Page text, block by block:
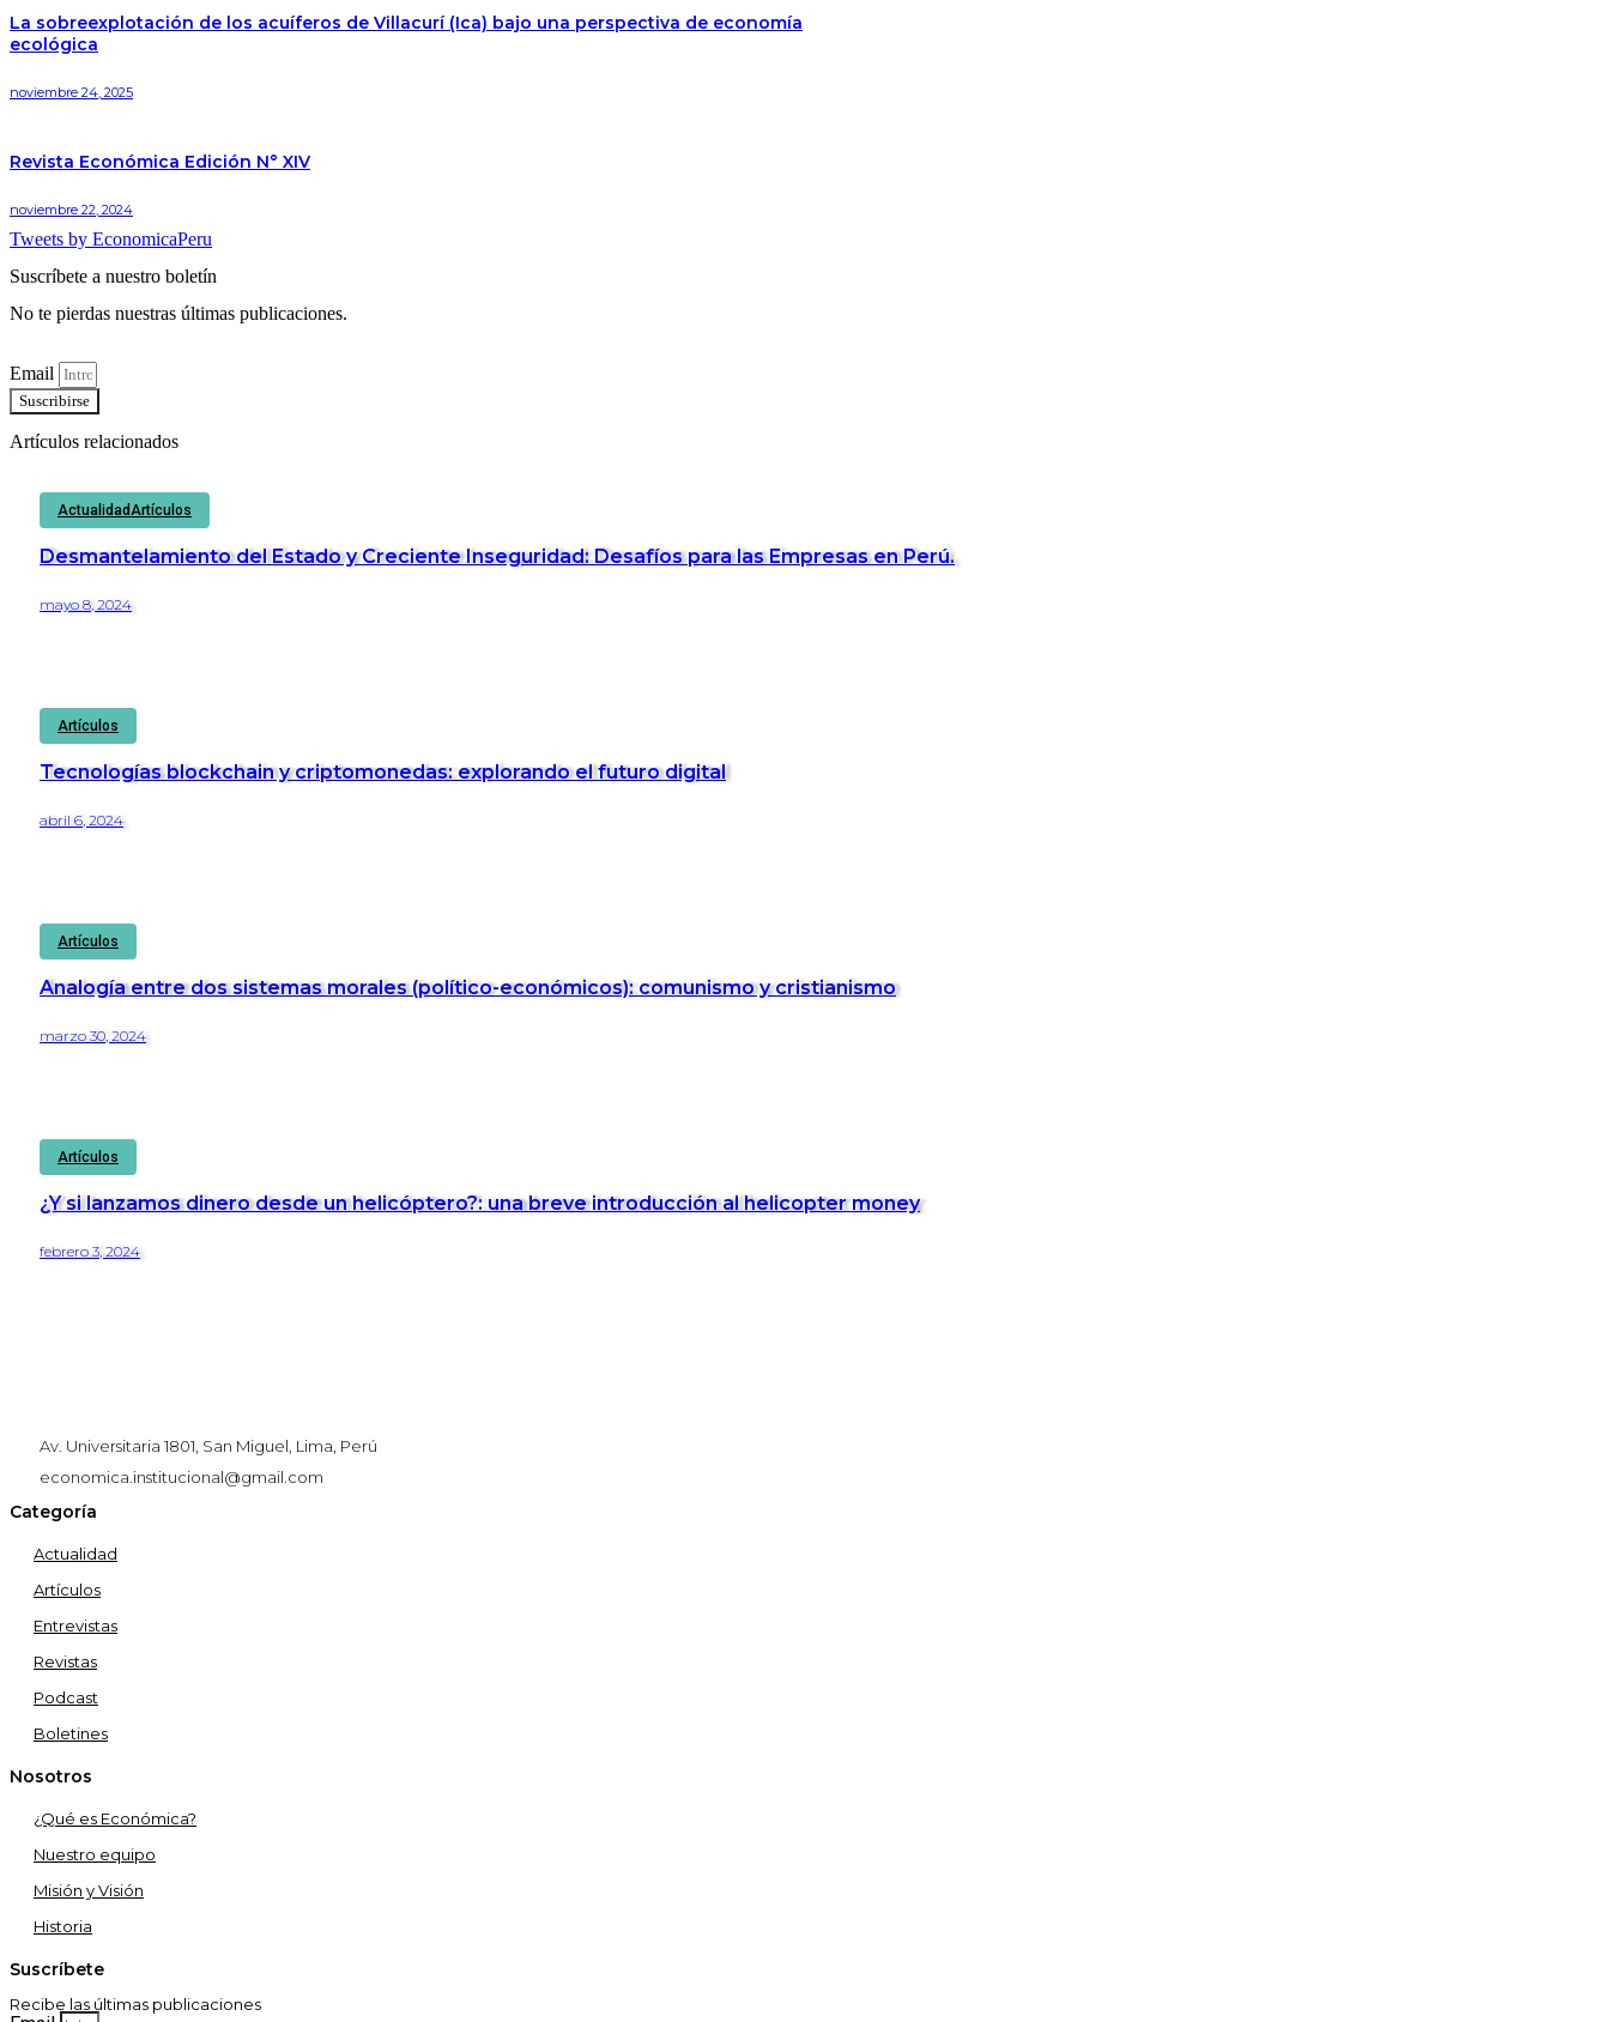
La sobreexplotación de los acuíferos de Villacurí (Ica) bajo una perspectiva de economía
ecológica
noviembre 24, 2025
Revista Económica Edición N° XIV
noviembre 22, 2024
Tweets by EconomicaPeru
Suscríbete a nuestro boletín
No te pierdas nuestras últimas publicaciones.
Email
Suscribirse
Artículos relacionados
ActualidadArtículos
Desmantelamiento del Estado y Creciente Inseguridad: Desafíos para las Empresas en Perú.
mayo 8, 2024
Artículos
Tecnologías blockchain y criptomonedas: explorando el futuro digital
abril 6, 2024
Artículos
Analogía entre dos sistemas morales (político-económicos): comunismo y cristianismo
marzo 30, 2024
Artículos
¿Y si lanzamos dinero desde un helicóptero?: una breve introducción al helicopter money
febrero 3, 2024
Av. Universitaria 1801, San Miguel, Lima, Perú
economica.institucional@gmail.com
Categoría
Actualidad
Artículos
Entrevistas
Revistas
Podcast
Boletines
Nosotros
¿Qué es Económica?
Nuestro equipo
Misión y Visión
Historia
Suscríbete
Recibe las últimas publicaciones